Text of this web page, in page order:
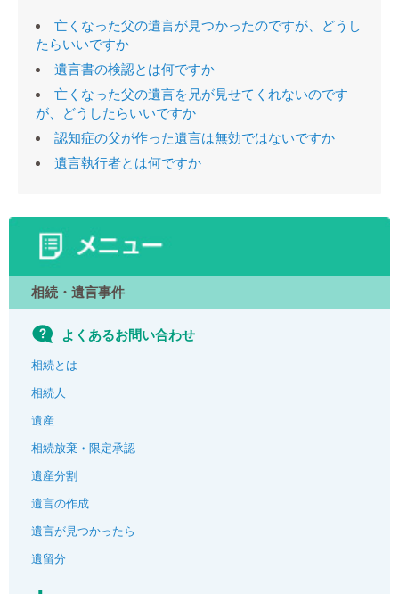
亡くなった父の遺言が見つかったのですが、どうし
たらいいですか
遺言書の検認とは何ですか
亡くなった父の遺言を兄が見せてくれないのです
が、どうしたらいいですか
認知症の父が作った遺言は無効ではないですか
遺言執行者とは何ですか
相続・遺言事件
よくあるお問い合わせ
相続とは
相続人
遺産
相続放棄・限定承認
遺産分割
遺言の作成
遺言が見つかったら
遺留分